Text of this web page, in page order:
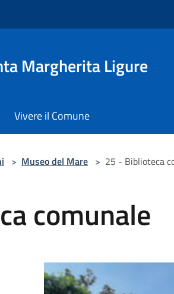
Margherita Ligure
Vivere il Comune
> Museo del Mare > 25 - Biblioteca
comunale